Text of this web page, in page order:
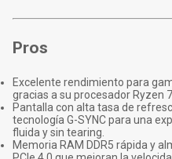
Pros
Excelente rendimiento para
gracias a su procesador Ryzen 7
Pantalla con alta tasa de
tecnología G-SYNC para una
fluida y sin tearing.
Memoria RAM DDR5 rápida y